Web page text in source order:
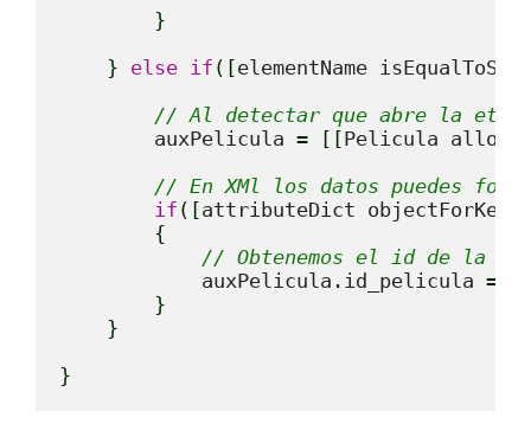
}
} else if ( [elementName
// Al detectar que abre la
        auxPelicula
= [ [Pelicula alloc
// En XMl los datos puedes
if ( [attributeDict objectForKey
{
// Obtenemos el id de la
            auxPelicula.id_pelicula
=
}
}
}